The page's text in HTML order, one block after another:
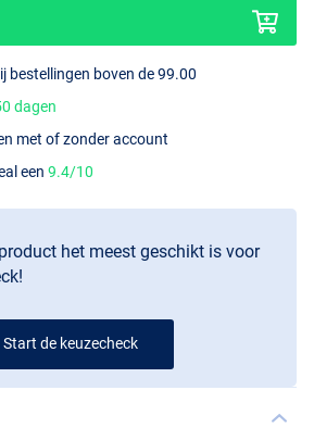
bestellingen boven de 99.00
dagen
met of zonder account
een9.4/10
het meest geschikt is voor
Start de keuzecheck